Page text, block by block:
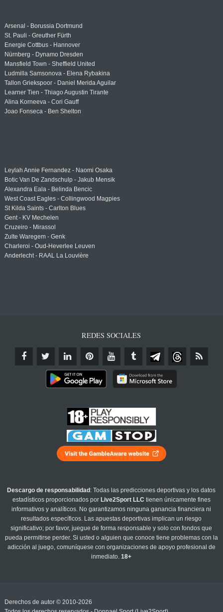
Arsenal - Borussia Dortmund
St. Pauli - Greuther Fürth
Energie Cottbus - Hannover
Nürnberg - Dynamo Dresden
Mansfield Town - Sheffield United
Ludmilla Samsonova - Elena Rybakina
Tallon Griekspoor - Daniel Merida Aguilar
Learner Tien - Thiago Augustin Tirante
Alina Korneeva - Cori Gauff
Joao Fonseca - Ben Shelton
Leylah Annie Fernandez - Naomi Osaka
Botic Van De Zandschulp - Jakub Mensik
Alexandra Eala - Belinda Bencic
West Coast Eagles - Collingwood Magpies
St Kilda Saints - Carlton Blues
Gent - KV Mechelen
Cruzeiro - Mirassol
Zulte Waregem - Genk
Charleroi - Oud-Heverlee Leuven
Anderlecht - RAAL La Louvière
REDES SOCIALES
Descargo de responsabilidad : Todas las predicciones deportivas y los datos
estadísticos proporcionados por Live2Sport LLC tienen únicamente fines
informativos y analíticos. No garantizamos ninguna ganancia financiera ni
resultados específicos. Las apuestas deportivas implican un riesgo
significativo; por favor, juegue de forma responsable y solo con fondos que
pueda permitirse perder. Si usted o alguien que conoce tiene problemas con la
adicción al juego, comuníquese con organizaciones de apoyo profesional de
inmediato.18+
Derechos de autor © 2010-2026